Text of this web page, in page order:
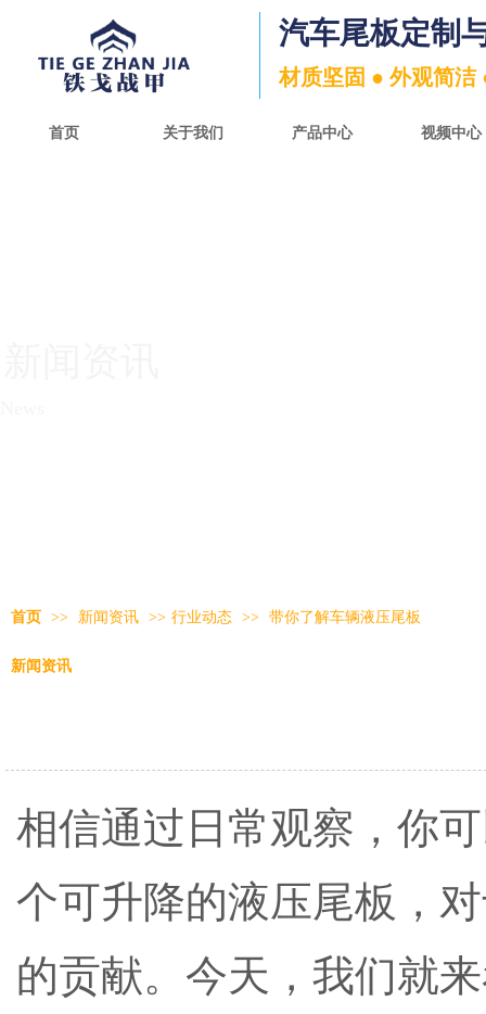
材质坚固 ● 外观简洁
汽车尾板定制
首页 关于我们 产品中心 视频中心
首页 >> 新闻资讯 >> 行业动态 >> 带你了解车辆液压尾板
新闻资讯
相信通过日常观察，你
个可升降的液压尾板，
的贡献。今天，我们就